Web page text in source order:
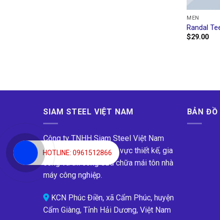
MEN
Randal
$29.00
SIAM STEEL VIỆT NAM
Công ty TNHH Siam Steel Việt Nam
(SSVN) chuyên về lĩnh vực thiết kế, gia
công và thi công sửa chữa mái tôn nhà
máy công nghiệp.
KCN Phúc Điền, xã Cẩm Phúc, huyện
Cẩm Giàng, Tỉnh Hải Dương, Việt Nam
BẢN ĐỒ
HOTLINE: 0961512866